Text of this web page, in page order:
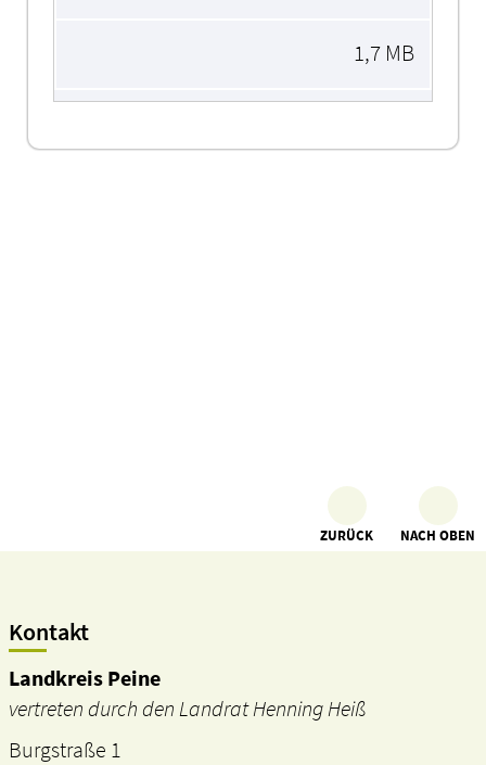
1,7 MB
ZURÜCK NACH OBEN
Kontakt
Landkreis Peine
vertreten durch den Landrat Henning Heiß
Burgstraße 1